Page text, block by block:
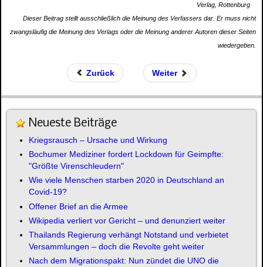
Verlag, Rottenburg
Dieser Beitrag stellt ausschließlich die Meinung des Verfassers dar. Er muss nicht
zwangsläufig die Meinung des Verlags oder die Meinung anderer Autoren dieser Seiten
wiedergeben.
Zurück Weiter
Neueste Beiträge
Kriegsrausch – Ursache und Wirkung
Bochumer Mediziner fordert Lockdown für Geimpfte:
"Größte Virenschleudern"
Wie viele Menschen starben 2020 in Deutschland an
Covid-19?
Offener Brief an die Armee
Wikipedia verliert vor Gericht – und denunziert weiter
Thailands Regierung verhängt Notstand und verbietet
Versammlungen – doch die Revolte geht weiter
Nach dem Migrationspakt: Nun zündet die UNO die